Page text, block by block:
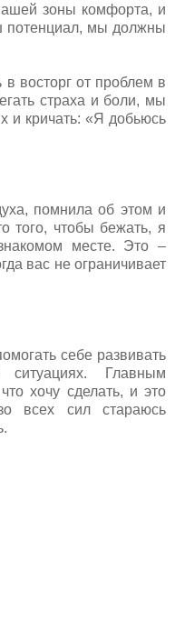
зоны комфорта, и
потенциал, мы должны
в восторг от проблем в
страха и боли, мы
и кричать: «Я добьюсь
помнила об этом и
того, чтобы бежать, я
месте. Это –
вас не ограничивает
себе развивать
Главным
хочу сделать, и это
всех сил стараюсь